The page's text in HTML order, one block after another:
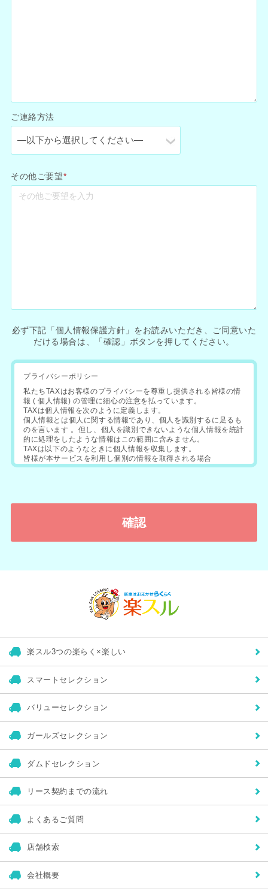
ご連絡方法
その他ご要望*
必ず下記「個人情報保護方針」をお読みいただき、ご同意いた
だける場合は、「確認」ボタンを押してください。
プライバシーポリシー
私たちTAXはお客様のプライバシーを尊重し提供される皆様の情
報 ( 個人情報) の管理に細心の注意を払っています。
TAXは個人情報を次のように定義します。
個人情報とは個人に関する情報であり、個人を識別するに足るも
のを言います 。但し、個人を識別できないような個人情報を統計
的に処理をしたような情報はこの範囲に含みません。
TAXは以下のようなときに個人情報を収集します。
皆様が本サービスを利用し個別の情報を取得される場合
皆様にアンケートなどにご回答いただく場合
お問合せに対する情報の提供などサービスを円滑に行うため
本サービスに関するアンケートなど ご意見や利用状況を把握す
TAXは次の場合を除いて事前に皆様の承諾なく個人情報を開示･
は警察に開示する場合
に準ずる権限を持つ機関から皆様の個人情報について開示を求め
TAXの権利や財産を保護する目的で個人情報を開示する必要が生
TAXのサービスを説明する際、またその他の合法的な目的のた
め、統計情報を開示する場合がありますがこの統計情報には、個
個人情報に関する問い合わせ先
〒178-0063 東京都練馬区東大泉2-5-15
楽スル3つの楽らく×楽しい
スマートセレクション
バリューセレクション
ガールズセレクション
ダムドセレクション
リース契約までの流れ
よくあるご質問
店舗検索
会社概要